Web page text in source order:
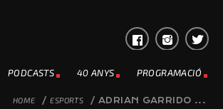
PODCASTS 40 ANYS PROGRAMACIÓ
HOME / ESPORTS / ADRIAN GARRIDO ...